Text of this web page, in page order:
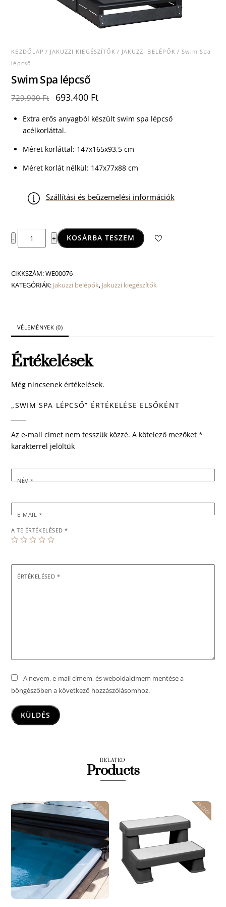
KEZDŐLAP / JAKUZZI KIEGÉSZÍTŐK / JAKUZZI BELÉPŐK / Swim Spa
lépcső
Swim Spa lépcső
729.900Ft
Original
was:
729.900 Ft.
693.400 FtCurrent
is:
Extra erős anyagból készült swim spa lépcső
acélkorláttal.
Méret korláttal: 147x165x93,5 cm
Méret korlát nélkül: 147x77x88 cm
Szállítási és beüzemelési információk
-
Swim
Spa
mennyiség
+ KOSÁRBA TESZEM
CIKKSZÁM:WE00076
KATEGÓRIÁK: Jakuzzi belépők, Jakuzzi kiegészítők
VÉLEMÉNYEK (0)
Értékelések
Még nincsenek értékelések.
„SWIM SPA LÉPCSŐ” ÉRTÉKELÉSE ELSŐKÉNT
Az e-mail címet nem tesszük közzé. A kötelező mezőket*
karakterrel jelöltük
NÉV*
E-MAIL*
A TE ÉRTÉKELÉSED*
ÉRTÉKELÉSED *
A nevem, e-mail címem, és weboldalcímem mentése a
böngészőben a következő hozzászólásomhoz.
RELATED
Products
AKCIÓ! AKCIÓ!